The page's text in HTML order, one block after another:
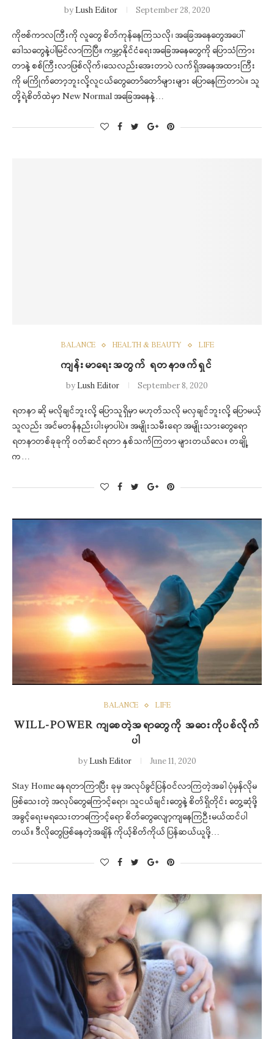
byLush Editor September 28, 2020
ကိုဗစ်ကာလကြီးကို လူတွေ စိတ်ကုန်နေကြသလို၊ အခြေအနေတွေအပေါ်
ဒေါသတွေနဲ့ပါမြင်လာကြပြီ။ ကမ္ဘာ့နိုင်ငံရေးအခြေအနေတွေကို ပြောသံကြား
တာနဲ့ စစ်ကြီးလာဖြစ်လိုက်၊ သေလည်းအေးတာပဲ လက်ရှိအနေအထားကြီး
ကို မကြိုက်တော့ဘူးလို့လူငယ်တွေတော်တော်များများ ပြောနေကြတာပဲ။ သူ
တို့ရဲ့စိတ်ထဲမှာ New Normal အခြေအနေနဲ့…
BALANCE HEALTH & BEAUTY LIFE
ကျန်းမာရေးအတွက် ရတနာဖက်ရှင်
byLush Editor September 8, 2020
ရတနာ ဆို မလိုချင်ဘူးလို့ ပြောသူရှိမှာ မဟုတ်သလို မလှချင်ဘူးလို့ ပြောမယ့်
သူလည်း အင်မတန်နည်းပါးမှာပါပဲ။ အမျိုးသမီးရော အမျိုးသားတွေရော
ရတနာတစ်ခုခုကို ဝတ်ဆင်ရတာ နှစ်သက်ကြတာ များတယ်လေ။ တချို့
က…
BALANCE LIFE
WILL-POWER ကျစေတဲ့အရာတွေကို အဝေးကိုပစ်လိုက်
ပါ
byLush Editor June 11, 2020
Stay Home နေရတာကြာပြီး ခုမှ အလုပ်ခွင်ပြန်ဝင်လာကြတဲ့အခါ ပုံမှန်လိုမ
ဖြစ်သေးတဲ့ အလုပ်တွေကြောင့်ရော၊ သူငယ်ချင်းတွေနဲ့ စိတ်ရှိတိုင်း တွေ့ဆုံဖို့
အခွင့်ရေးမရသေးတာကြောင့်ရော စိတ်တွေလျော့ကျနေကြဦးမယ်ထင်ပါ
တယ်။ ဒီလိုတွေဖြစ်နေတဲ့အချိန် ကိုယ့်စိတ်ကိုယ် ပြန်ဆယ်ယူဖို့…